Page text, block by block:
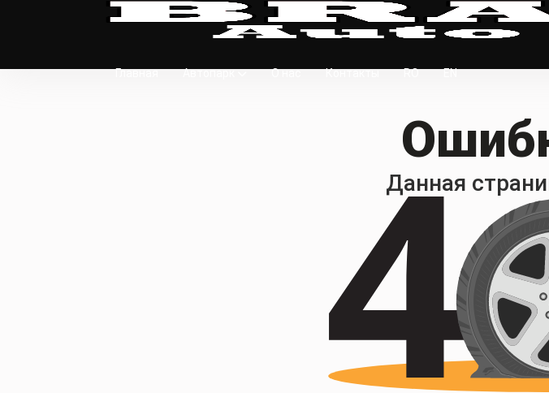
Главная Автопарк О нас Контакты RO EN
Данная